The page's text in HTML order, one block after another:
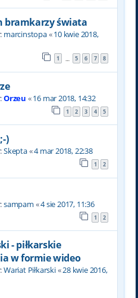
bramkarzy świata
marcinstopa«10 kwie 2018,
1 … 5 6 7 8
Orzeu «16 mar 2018, 14:32
1 2 3 4 5
)
Skepta«4 mar 2018, 22:38
1 2
sampam «4 sie 2017, 11:36
1 2
- piłkarskie
w formie wideo
Wariat Piłkarski«28 kwie 2016,